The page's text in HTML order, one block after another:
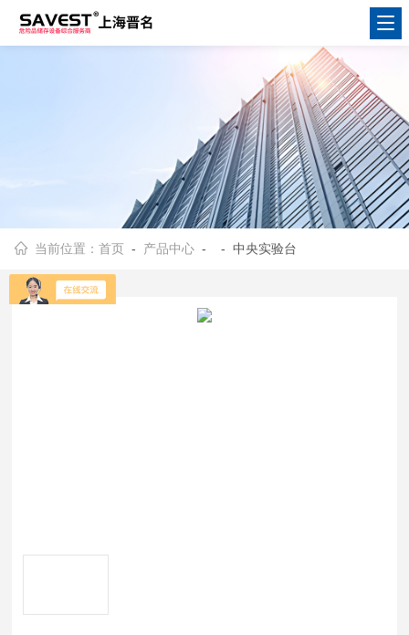
当前位置：首页 - 产品中心 - - 中央实验台